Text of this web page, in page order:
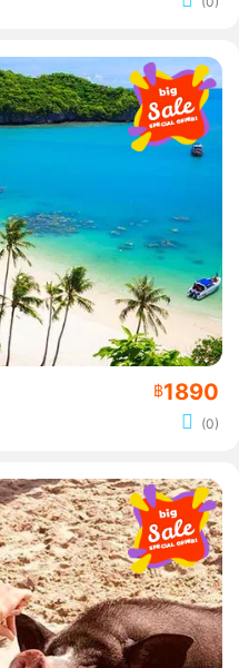
฿1890
(0)